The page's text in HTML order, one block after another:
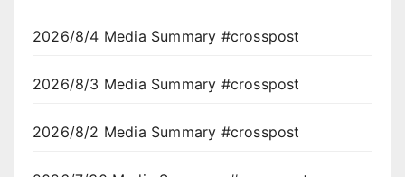
2026/8/4 Media Summary #crosspost
2026/8/3 Media Summary #crosspost
2026/8/2 Media Summary #crosspost